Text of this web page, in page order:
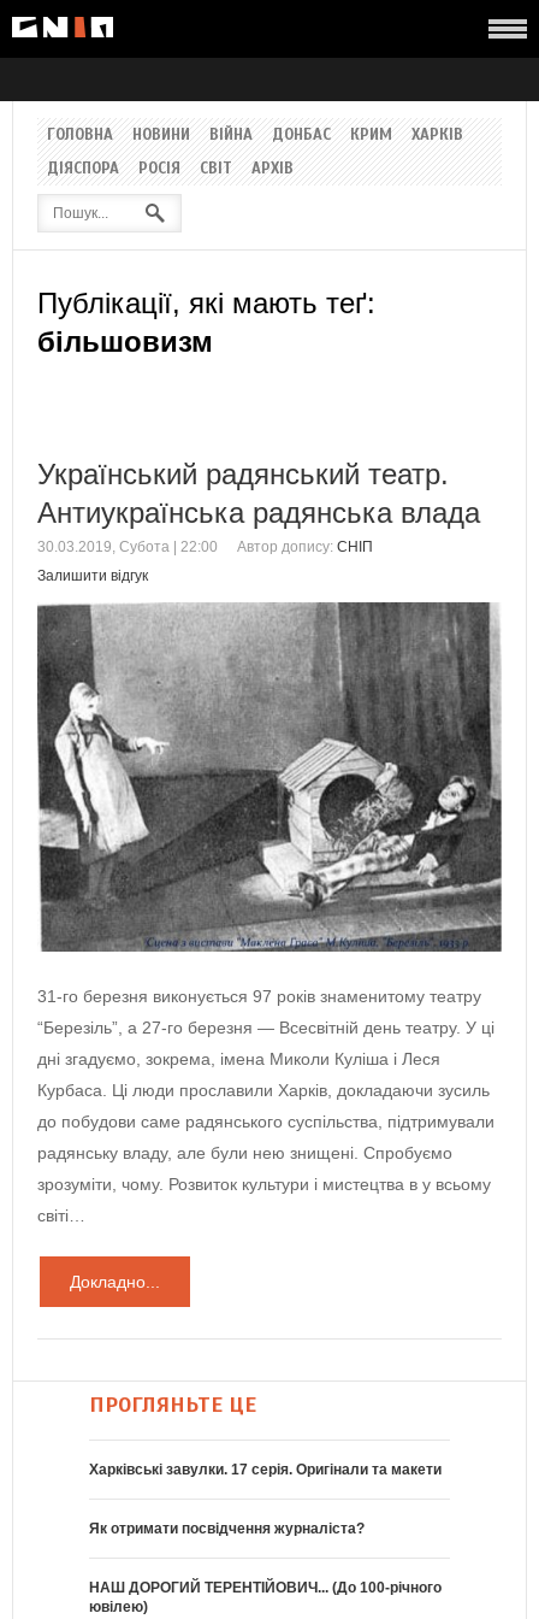
ГОЛОВНА НОВИНИ ВІЙНА ДОНБАС КРИМ
ХАРКІВ
ДІЯСПОРА
РОСІЯ СВІТ АРХІВ
Публікації, які мають теґ:
більшовизм
Український радянський театр.
Антиукраїнська радянська влада
30.03.2019, Субота | 22:00 Автор допису: СНІП
Залишити відгук
31-го березня виконується 97 років знаменитому театру
“Березіль”, а 27-го березня — Всесвітній день театру. У ці
дні згадуємо, зокрема, імена Миколи Куліша і Леся
Курбаса. Ці люди прославили Харків, докладаючи зусиль
до побудови саме радянського суспільства, підтримували
радянську владу, але були нею знищені. Спробуємо
зрозуміти, чому. Розвиток культури і мистецтва в у всьому
світі…
Докладно...
ПРОГЛЯНЬТЕ ЦЕ
Харківські завулки. 17 серія. Оригінали та макети
Як отримати посвідчення журналіста?
НАШ ДОРОГИЙ ТЕРЕНТІЙОВИЧ... (До 100-річного
ювілею)